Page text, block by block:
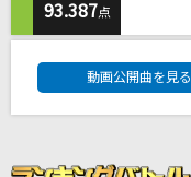
[生音]栞
クリープハイプ
[生音]HOT LIMIT
93.387点
動画公開曲を見る